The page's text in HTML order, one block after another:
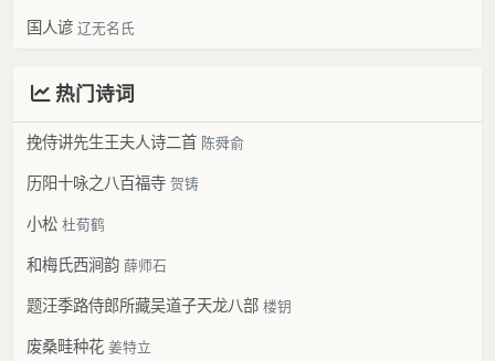
国人谚 辽无名氏
热门诗词
挽侍讲先生王夫人诗二首 陈舜俞
历阳十咏之八百福寺 贺铸
小松 杜荀鹤
和梅氏西涧韵 薛师石
题汪季路侍郎所藏吴道子天龙八部 楼钥
废桑畦种花 姜特立